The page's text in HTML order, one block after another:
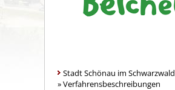
Stadt Schönau im Schwarzwald
»Verfahrensbeschreibungen